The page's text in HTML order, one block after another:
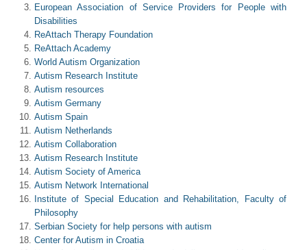
European Association of Service Providers for People with
Disabilities
ReAttach Therapy Foundation
ReAttach Academy
World Autism Organization
Autism Research Institute
Autism resources
Autism Germany
Autism Spain
Autism Netherlands
Autism Collaboration
Autism Research Institute
Autism Society of America
Autism Network International
Institute of Special Education and Rehabilitation, Faculty of
Philosophy
Serbian Society for help persons with autism
Center for Autism in Croatia